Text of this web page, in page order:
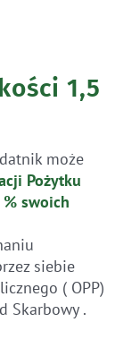
1,5
może
Pożytku
swoich
siebie
( OPP)
Skarbowy .